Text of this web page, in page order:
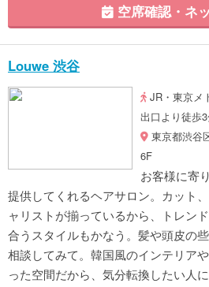
空席確認・ネ
Louwe 渋谷
JR・東京メ
出口より徒歩
東京都渋谷
6F
お客様に寄
提供してくれるヘアサロン。カット
ャリストが揃っているから、トレン
合うスタイルもかなう。髪や頭皮の
相談してみて。韓国風のインテリア
った空間だから、気分転換したい人